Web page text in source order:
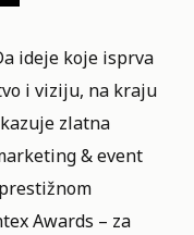
ideje koje isprva
i viziju, na kraju
zlatna
& event
Awards – za